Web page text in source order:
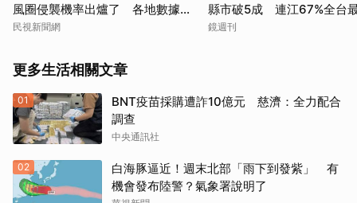
風圈侵襲機率出爐了 各地數據一
次看
民視新聞網
縣市破5成 連江67%全台
鏡週刊
更多生活相關文章
01
BNT疫苗採購遭詐10億元 慈濟：全力配合
調查
中央通訊社
02
白海豚逼近！週末北部「雨下到發紫」 有
機會發布陸警？氣象署說明了